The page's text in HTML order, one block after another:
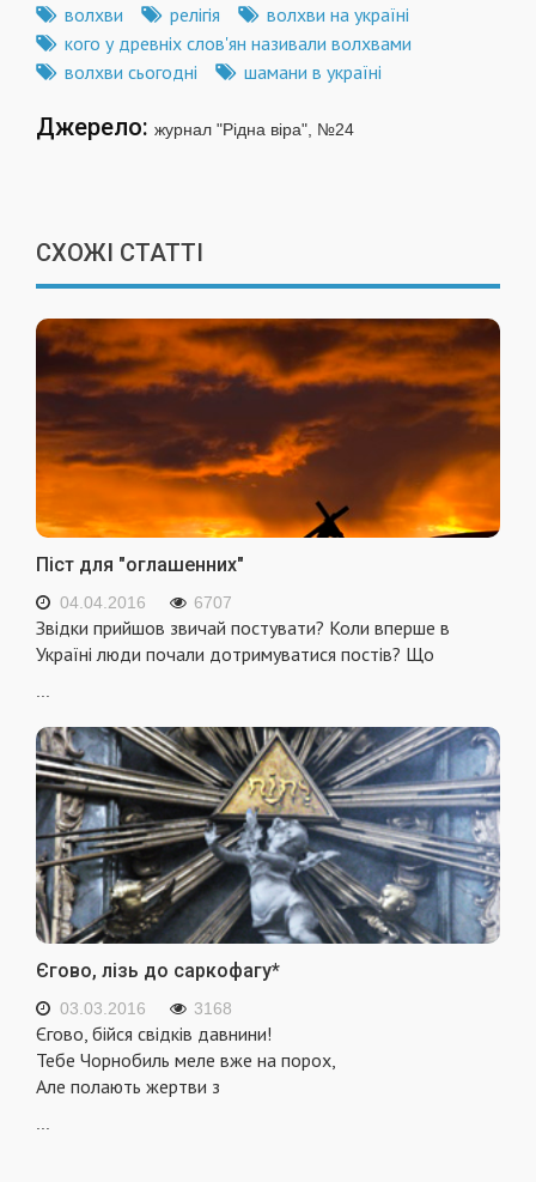
волхви
релігія
волхви на україні
кого у древніх слов'ян називали волхвами
волхви сьогодні
шамани в україні
Джерело: журнал "Рідна віра", №24
СХОЖІ СТАТТІ
Піст для "оглашенних"
04.04.2016 6707
Звідки прийшов звичай постувати? Коли вперше в
Україні люди почали дотримуватися постів? Що
Єгово, лізь до саркофагу*
03.03.2016 3168
Єгово, бійся свідків давнини!
Тебе Чорнобиль меле вже на порох,
Але полають жертви з
...